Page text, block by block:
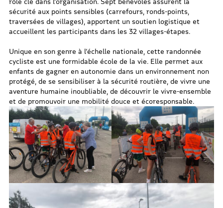
sécurité aux points sensibles (carrefours, ronds-points,
traversées de villages), apportent un soutien logistique et
accueillent les participants dans les 32 villages-étapes.
Unique en son genre à l’échelle nationale, cette randonnée
cycliste est une formidable école de la vie. Elle permet aux
enfants de gagner en autonomie dans un environnement non
protégé, de se sensibiliser à la sécurité routière, de vivre une
aventure humaine inoubliable, de découvrir le vivre-ensemble
et de promouvoir une mobilité douce et écoresponsable.